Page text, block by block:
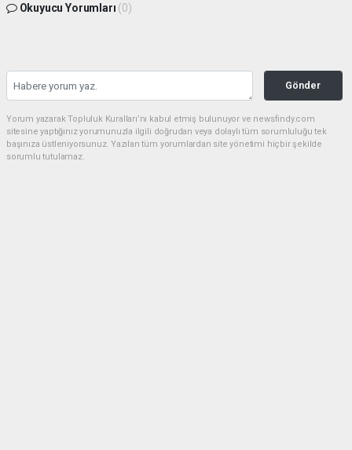
Okuyucu Yorumları (0)
Gönder
Yorum yazarak Topluluk Kuralları’nı kabul etmiş bulunuyor ve newsfindy.com
sitesine yaptığınız yorumunuzla ilgili doğrudan veya dolaylı tüm sorumluluğu tek
başınıza üstleniyorsunuz. Yazılan tüm yorumlardan site yönetimi hiçbir şekilde
sorumlu tutulamaz.